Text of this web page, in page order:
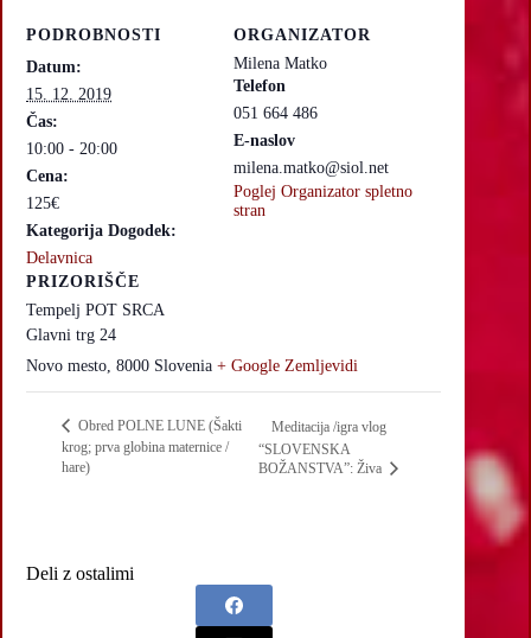
PODROBNOSTI
Datum:
15. 12. 2019
Čas:
10:00 - 20:00
Cena:
125€
Kategorija Dogodek:
Delavnica
PRIZORIŠČE
Tempelj POT SRCA
Glavni trg 24
Novo mesto, 8000 Slovenia + Google Zemljevidi
ORGANIZATOR
Milena Matko
Telefon
051 664 486
E-naslov
milena.matko@siol.net
Poglej Organizator spletno
stran
Obred POLNE LUNE (Šakti
krog; prva globina maternice /
hare)
Meditacija /igra vlog
“SLOVENSKA
BOŽANSTVA”: Živa
Deli z ostalimi